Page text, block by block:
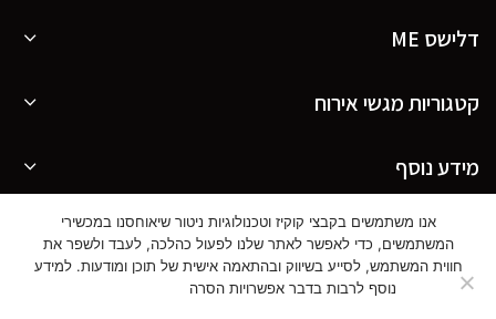
דלישס ME
קטגוריות מגשי אירוח
מידע נוסף
© כל הזכויות שמורות ל דלישס |עיצוב בנייה וקידום
אתרים - סטודיו פרץ
אנו משתמשים בקבצי קוקיז וטכנולוגיות ניטור שיאוחסנו במכשירי
המשתמשים, כדי לאפשר לאתר שלנו לפעול כהלכה, לעבד ולשפר את
חווית המשתמש, לסייע בשיווק ובהתאמה אישית של תוכן ומודעות. למידע
נוסף לרבות בדבר אפשרויות הסרה